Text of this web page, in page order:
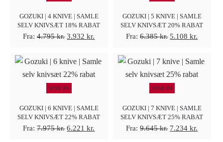
GOZUKI | 4 KNIVE | SAMLE
SELV KNIVSÆT 18% RABAT
Fra:4.795kr. Den
pris
var:
4.795 kr..
3.932kr.
pris
er:
GOZUKI | 5 KNIVE | SAMLE
SELV KNIVSÆT 20% RABAT
Fra:6.385kr. Den
pris
var:
6.385 kr..
5.108kr.
pris
er:
SPAR 0%
GOZUKI | 6 KNIVE | SAMLE
SELV KNIVSÆT 22% RABAT
Fra:7.975kr. Den
6.221kr.
SPAR 0%
GOZUKI | 7 KNIVE | SAMLE
SELV KNIVSÆT 25% RABAT
Fra:9.645kr. Den
7.234kr.